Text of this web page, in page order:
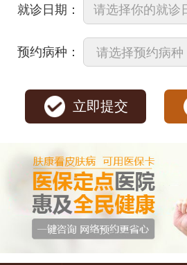
就诊日期：
预约病种：
立即提交